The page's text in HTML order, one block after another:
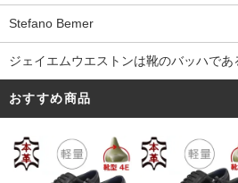
Stefano Bemer
ジェイエムウエストンは靴のバッハであ
おすすめ商品